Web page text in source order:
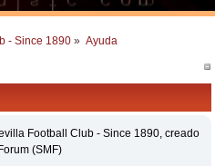
- Since 1890 » Ayuda
Football Club - Since 1890, creado
(SMF)